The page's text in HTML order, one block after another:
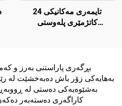
تایمەری مەکانیکی 24
کاتژمێری پلەوستی
بڕگەری پاراستنی بەرز و
بەهایەکی زۆر باش دەبەخشێت لە
بەشێوەیەکی دەستی لە
کاراگەری دەستەبەر